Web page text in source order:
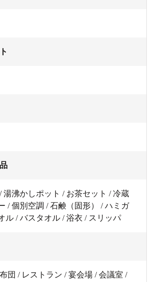
湯沸かしポット / お茶セット / 冷蔵
/ 個別空調 / 石鹸（固形） / ハミガ
ル / バスタオル / 浴衣 / スリッパ
団 / レストラン / 宴会場 / 会議室 /